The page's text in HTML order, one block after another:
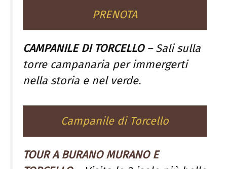
PRENOTA
CAMPANILE DI TORCELLO– Sali sulla
torre campanaria per immergerti
nella storia e nel verde.
Campanile di Torcello
TOUR A BURANO MURANO E